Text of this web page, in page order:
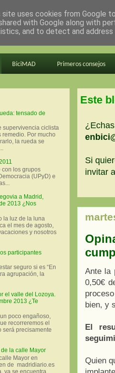
madrid
BiciMAD Primeros consejos
Este
Si
invitar
Ante la
0,50€
bien, y
El
Quien
tensado de
supervivencia ciclista
remedio. Por mucho
la rueda se
con los grupos
(UPyD) e
a Madrid,
2013 ¿Nos
la luz de la luna
el mes de agosto,
y nosotros
participantes
seguro si es “En
agrupación, la
el valle del Lozoya.
2013 ¿Te
poco engañoso,
recorreremos el
será precisamente
la calle Mayor
Mayor en
de madridiario.es
ya se encuentra
site uses cookies from Google
with Google along with
and to detect and address